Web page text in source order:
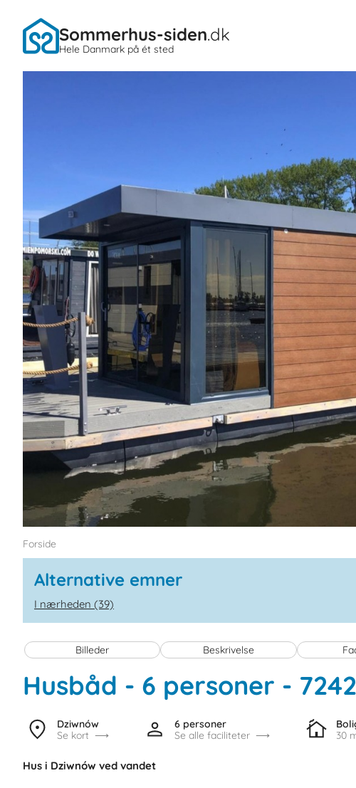
Sommerhus-siden.dk
Hele Danmark på ét sted
Forside
Alternative emner
I nærheden (39)
Billeder Beskrivelse
Husbåd - 6 personer -
Dziwnów
Se kort
6 personer
Se alle faciliteter
30
Hus i Dziwnów ved vandet